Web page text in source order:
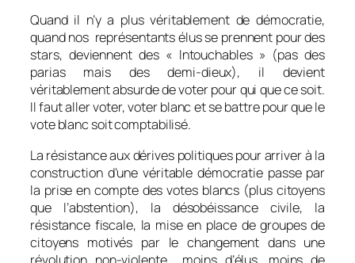
Quand il n’y a plus véritablement de démocratie,
quand nos représentants élus se prennent pour des
stars, deviennent des « Intouchables » (pas des
parias mais des demi-dieux), il devient
véritablement absurde de voter pour qui que ce soit.
Il faut aller voter, voter blanc et se battre pour que le
vote blanc soit comptabilisé.
La résistance aux dérives politiques pour arriver à la
construction d’une véritable démocratie passe par
la prise en compte des votes blancs (plus citoyens
que l’abstention), la désobéissance civile, la
résistance fiscale, la mise en place de groupes de
citoyens motivés par le changement dans une